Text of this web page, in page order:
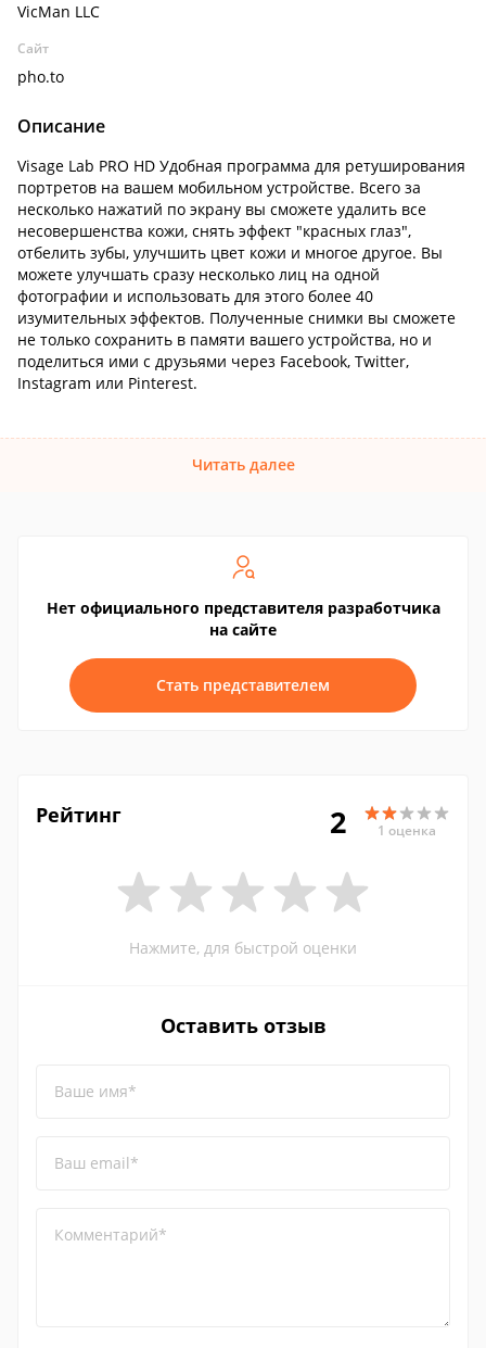
VicMan LLC
Сайт
pho.to
Описание
Visage Lab PRO HD Удобная программа для ретуширования
портретов на вашем мобильном устройстве. Всего за
несколько нажатий по экрану вы сможете удалить все
несовершенства кожи, снять эффект "красных глаз",
отбелить зубы, улучшить цвет кожи и многое другое. Вы
можете улучшать сразу несколько лиц на одной
фотографии и использовать для этого более 40
изумительных эффектов. Полученные снимки вы сможете
не только сохранить в памяти вашего устройства, но и
поделиться ими с друзьями через Facebook, Twitter,
Instagram или Pinterest.
Читать далее
Нет официального представителя разработчика
на сайте
Стать представителем
Рейтинг 2 1 оценка
Нажмите, для быстрой оценки
Оставить отзыв
Ваше имя*
Ваш email*
Комментарий*